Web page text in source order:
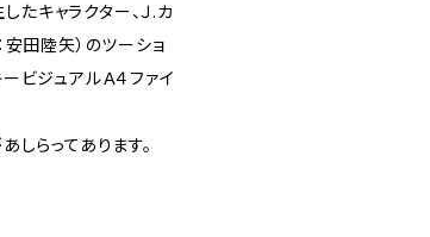
キャラクター、Ｊ.カ
安田陸矢）のツーショ
ビジュアルＡ４ファイ
しらってあります。